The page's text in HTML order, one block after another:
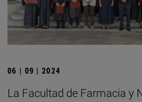
06 | 09 | 2024
La Facultad de Farmacia y